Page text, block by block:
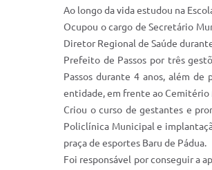
Ao longo da vida estudou na
Ocupou o cargo de Secretário
Diretor Regional de Saúde
Prefeito de Passos por três
Passos durante 4 anos, além
entidade, em frente ao Cemitério
Criou o curso de gestantes e
Policlínica Municipal e
praça de esportes Baru de Pádua.
Foi responsável por conseguir a